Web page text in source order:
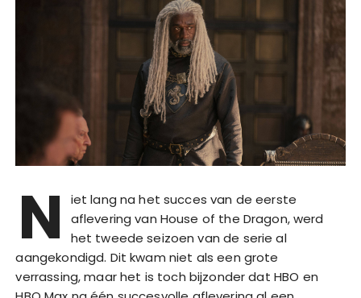
N
iet lang na het succes van de eerste
aflevering van House of the Dragon, werd
het tweede seizoen van de serie al
aangekondigd. Dit kwam niet als een grote
verrassing, maar het is toch bijzonder dat HBO en